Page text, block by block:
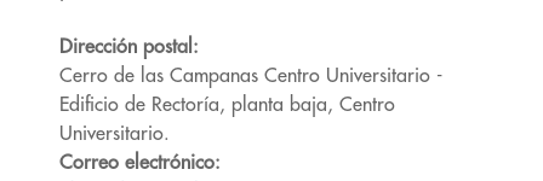
Dirección postal:
Cerro de las Campanas Centro Universitario -
Edificio de Rectoría, planta baja, Centro
Universitario.
Correo electrónico: